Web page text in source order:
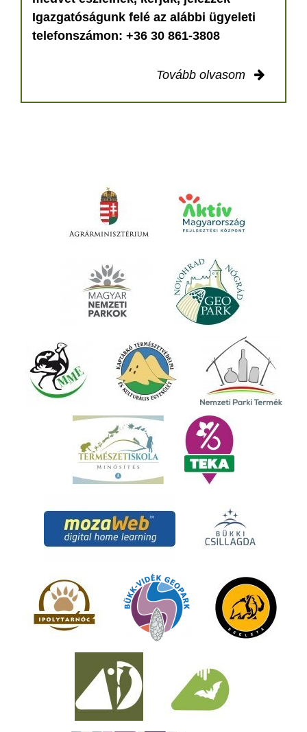
Igazgatóságunk felé az alábbi ügyeleti
telefonszámon: +36 30 861-3808
Tovább olvasom